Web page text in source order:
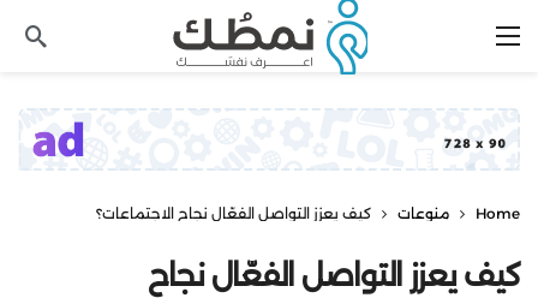
Home منوعات كيف يعزز التواصل الفعّال نجاح الاجتماعات؟
كيف يعزز التواصل الفعّال نجاح